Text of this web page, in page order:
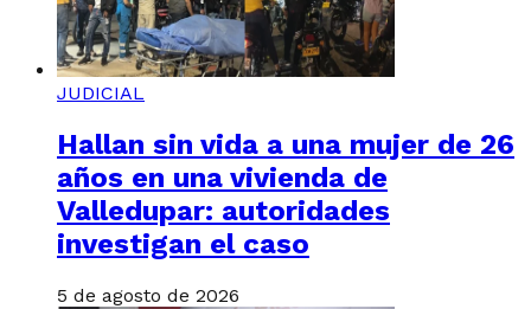
JUDICIAL
Hallan sin vida a una mujer de 26
años en una vivienda de
Valledupar: autoridades
investigan el caso
5 de agosto de 2026